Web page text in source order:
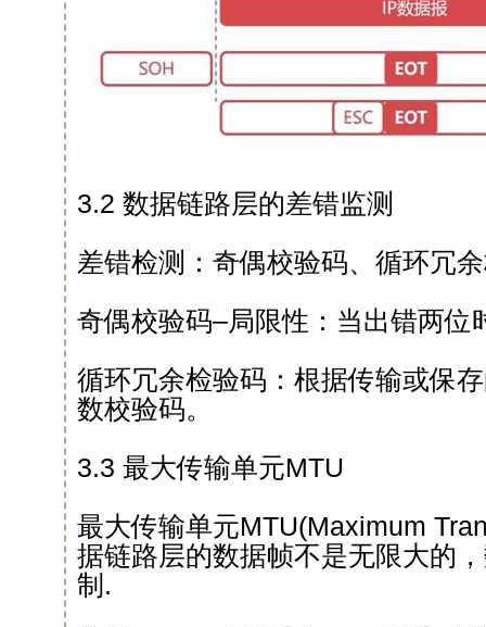
3.2 数据链路层的差错监测
差错检测：奇偶校验码、循环冗
奇偶校验码–局限性：当出错两位
循环冗余检验码：根据传输或保
数校验码。
3.3 最大传输单元MTU
最大传输单元MTU(Maximum
据链路层的数据帧不是无限大的
制.